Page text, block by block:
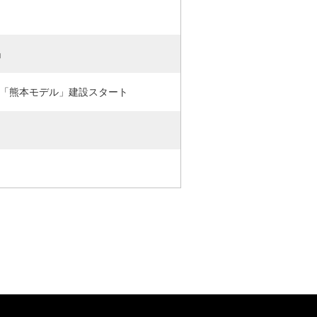
熊本モデル」建設スタート